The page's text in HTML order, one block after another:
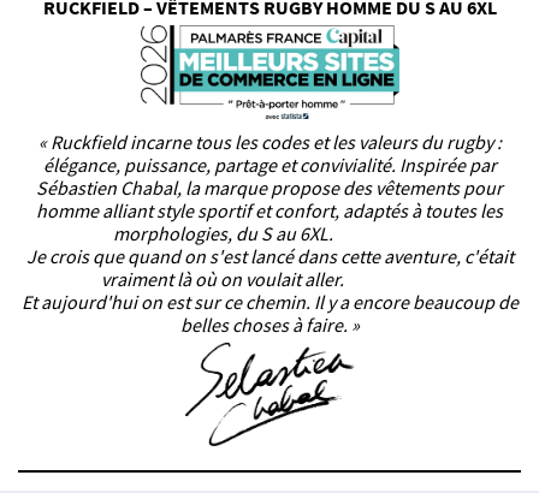
RUCKFIELD – VÊTEMENTS RUGBY HOMME DU S AU 6XL
« Ruckfield incarne tous les codes et les valeurs du rugby :
élégance, puissance, partage et convivialité. Inspirée par
Sébastien Chabal, la marque propose des vêtements pour
homme alliant style sportif et confort, adaptés à toutes les
morphologies, du S au 6XL.
Je crois que quand on s'est lancé dans cette aventure, c'était
vraiment là où on voulait aller.
Et aujourd'hui on est sur ce chemin. Il y a encore beaucoup de
belles choses à faire. »